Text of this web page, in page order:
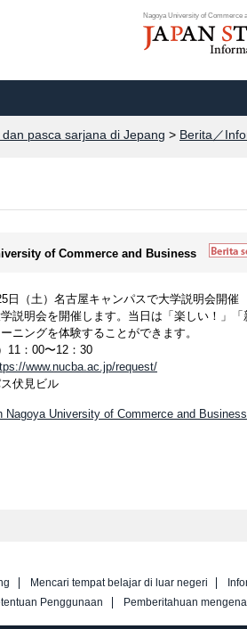
Nagoya University of Commerce
pasca sarjana di Jepang > Berita／
of Commerce and Business
日（土）名古屋キャンパスで大学説明会開催
説明会を開催します。当日は「楽しい！」
ニングを体験することができます。
11：00〜12：30
www.nucba.ac.jp/request/
伏見ビル
Nagoya University of Commerce and Business
Mencari tempat belajar di luar negeri
Penggunaan
Pemberitahuan